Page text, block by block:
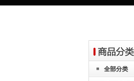
全部分类